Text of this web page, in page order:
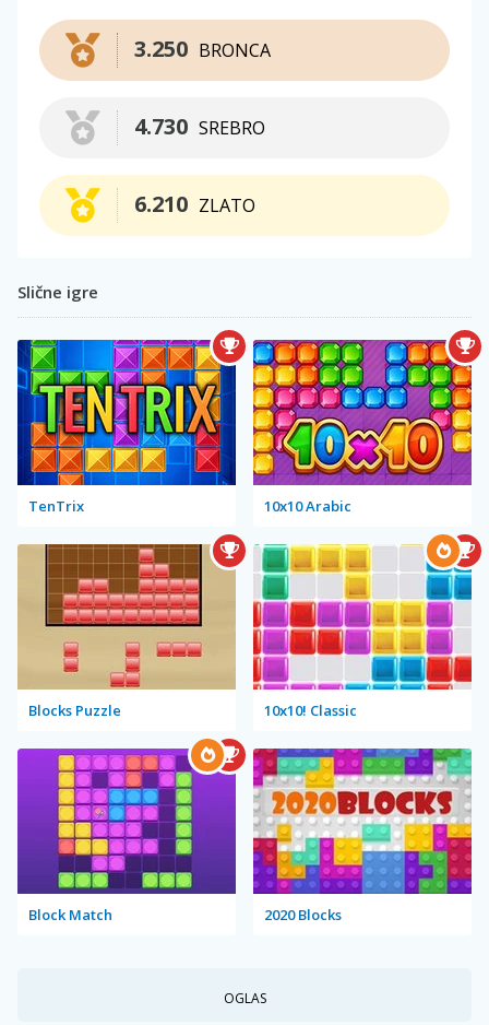
BRONCA
3.250
SREBRO
4.730
ZLATO
6.210
Slične igre
TenTrix 10x10 Arabic
Blocks Puzzle 10x10! Classic
Block Match 2020 Blocks
OGLAS